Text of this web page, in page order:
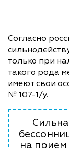
Согласно
только при
такого рода
имеют свои
№ 107-1/у.
на